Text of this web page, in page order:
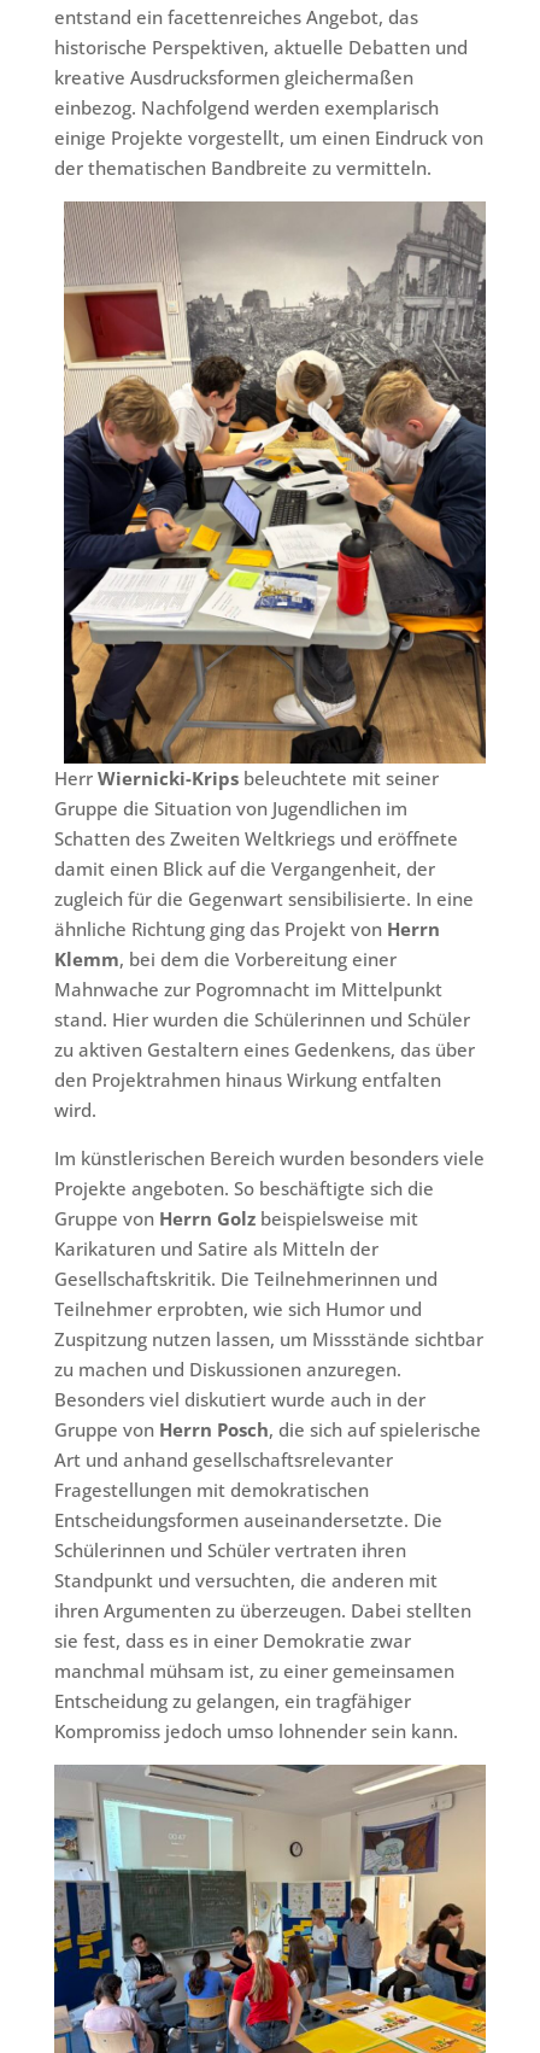
entstand ein facettenreiches Angebot, das
historische Perspektiven, aktuelle Debatten und
kreative Ausdrucksformen gleichermaßen
einbezog. Nachfolgend werden exemplarisch
einige Projekte vorgestellt, um einen Eindruck von
der thematischen Bandbreite zu vermitteln.
Herr Wiernicki-Kripsbeleuchtete mit seiner
Gruppe die Situation von Jugendlichen im
Schatten des Zweiten Weltkriegs und eröffnete
damit einen Blick auf die Vergangenheit, der
zugleich für die Gegenwart sensibilisierte. In eine
ähnliche Richtung ging das Projekt von Herrn
Klemm, bei dem die Vorbereitung einer
Mahnwache zur Pogromnacht im Mittelpunkt
stand. Hier wurden die Schülerinnen und Schüler
zu aktiven Gestaltern eines Gedenkens, das über
den Projektrahmen hinaus Wirkung entfalten
wird.
Im künstlerischen Bereich wurden besonders viele
Projekte angeboten. So beschäftigte sich die
Gruppe von Herrn Golzbeispielsweise mit
Karikaturen und Satire als Mitteln der
Gesellschaftskritik. Die Teilnehmerinnen und
Teilnehmer erprobten, wie sich Humor und
Zuspitzung nutzen lassen, um Missstände sichtbar
zu machen und Diskussionen anzuregen.
Besonders viel diskutiert wurde auch in der
Gruppe von Herrn Posch, die sich auf spielerische
Art und anhand gesellschaftsrelevanter
Fragestellungen mit demokratischen
Entscheidungsformen auseinandersetzte. Die
Schülerinnen und Schüler vertraten ihren
Standpunkt und versuchten, die anderen mit
ihren Argumenten zu überzeugen. Dabei stellten
sie fest, dass es in einer Demokratie zwar
manchmal mühsam ist, zu einer gemeinsamen
Entscheidung zu gelangen, ein tragfähiger
Kompromiss jedoch umso lohnender sein kann.